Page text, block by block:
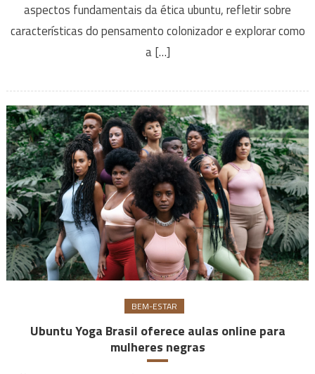
aspectos fundamentais da ética ubuntu, refletir sobre
características do pensamento colonizador e explorar como
a […]
BEM-ESTAR
Ubuntu Yoga Brasil oferece aulas online para
mulheres negras